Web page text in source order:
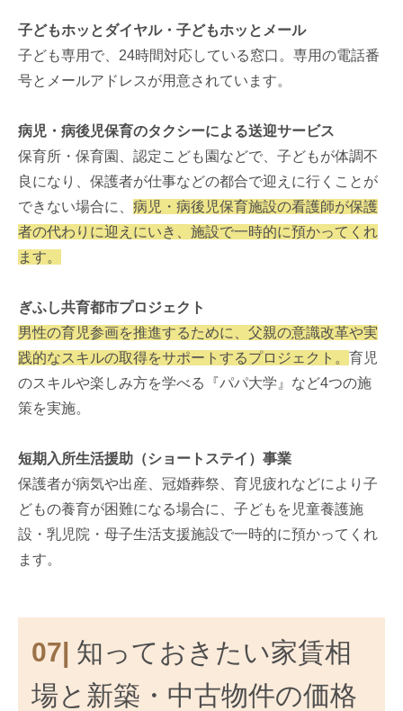
子どもホッとダイヤル・子どもホッとメール
子ども専用で、24時間対応している窓口。専用の電話番
号とメールアドレスが用意されています。
病児・病後児保育のタクシーによる送迎サービス
保育所・保育園、認定こども園などで、子どもが体調不
良になり、保護者が仕事などの都合で迎えに行くことが
できない場合に、 病児・病後児保育施設の看護師が保護
者の代わりに迎えにいき、施設で一時的に預かってくれ
ます。
ぎふし共育都市プロジェクト
男性の育児参画を推進するために、父親の意識改革や実
践的なスキルの取得をサポートするプロジェクト。 育児
のスキルや楽しみ方を学べる『パパ大学』など4つの施
策を実施。
短期入所生活援助（ショートステイ）事業
保護者が病気や出産、冠婚葬祭、育児疲れなどにより子
どもの養育が困難になる場合に、子どもを児童養護施
設・乳児院・母子生活支援施設で一時的に預かってくれ
ます。
07| 知っておきたい家賃相
場と新築・中古物件の価格